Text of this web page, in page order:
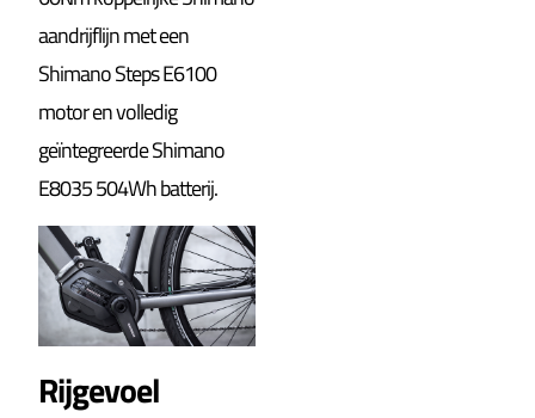
aandrijflijn met een
Shimano Steps E6100
motor en volledig
geïntegreerde Shimano
E8035 504Wh batterij.
Rijgevoel